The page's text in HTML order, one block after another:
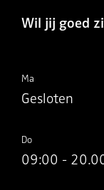
Wil jij goed
Ma
Gesloten
Do
09:00 -